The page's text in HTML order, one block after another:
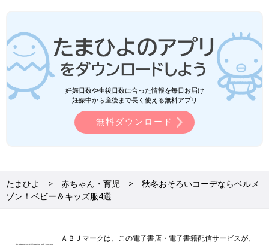
妊娠日数や生後日数に合った情報を毎日お届け
妊娠中から産後まで長く使える無料アプリ
無料ダウンロード
たまひよ 赤ちゃん・育児
秋冬おそろいコーデならベルメ
ゾン！ベビー＆キッズ服4選
ＡＢＪマークは、この電子書店・電子書籍配信サービスが、